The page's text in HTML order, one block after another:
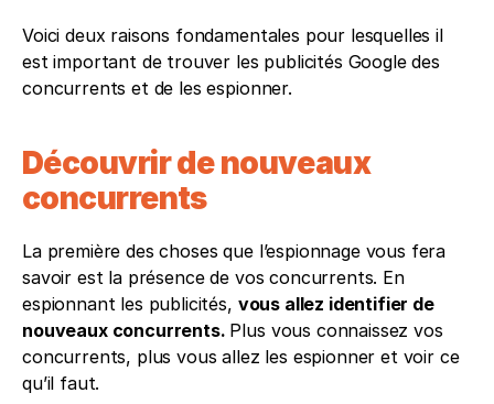
Voici deux raisons fondamentales pour lesquelles il
est important de trouver les publicités Google des
concurrents et de les espionner.
Découvrir de nouveaux
concurrents
La première des choses que l’espionnage vous fera
savoir est la présence de vos concurrents. En
espionnant les publicités, vous allez identifier de
nouveaux concurrents. Plus vous connaissez vos
concurrents, plus vous allez les espionner et voir ce
qu’il faut.